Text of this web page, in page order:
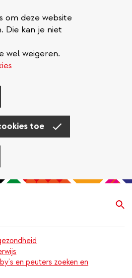
om deze website
Die kan je niet
wel weigeren.
toe
en peuters zoeken en